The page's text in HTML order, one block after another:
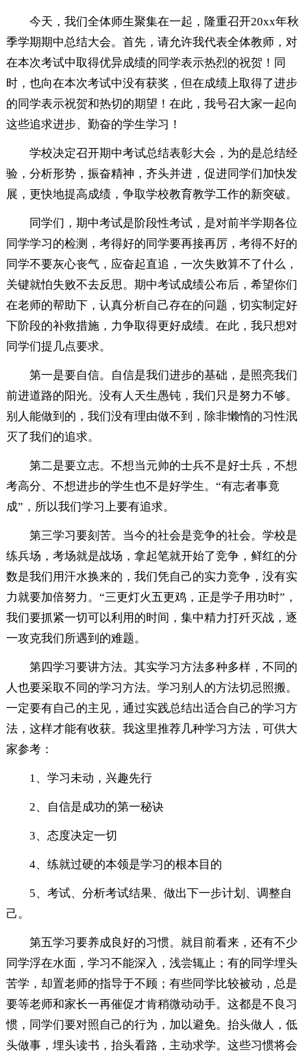
今天，我们全体师生聚集在一起，隆重召开20xx年秋
季学期期中总结大会。首先，请允许我代表全体教师，对
在本次考试中取得优异成绩的同学表示热烈的祝贺！同
时，也向在本次考试中没有获奖，但在成绩上取得了进步
的同学表示祝贺和热切的期望！在此，我号召大家一起向
这些追求进步、勤奋的学生学习！
学校决定召开期中考试总结表彰大会，为的是总结经
验，分析形势，振奋精神，齐头并进，促进同学们加快发
展，更快地提高成绩，争取学校教育教学工作的新突破。
同学们，期中考试是阶段性考试，是对前半学期各位
同学学习的检测，考得好的同学要再接再厉，考得不好的
同学不要灰心丧气，应奋起直追，一次失败算不了什么，
关键就怕失败不去反思。期中考试成绩公布后，希望你们
在老师的帮助下，认真分析自己存在的问题，切实制定好
下阶段的补救措施，力争取得更好成绩。在此，我只想对
同学们提几点要求。
第一是要自信。自信是我们进步的基础，是照亮我们
前进道路的阳光。没有人天生愚钝，我们只是努力不够。
别人能做到的，我们没有理由做不到，除非懒惰的习性泯
灭了我们的追求。
第二是要立志。不想当元帅的士兵不是好士兵，不想
考高分、不想进步的学生也不是好学生。“有志者事竟
成”，所以我们学习上要有追求。
第三学习要刻苦。当今的社会是竞争的社会。学校是
练兵场，考场就是战场，拿起笔就开始了竞争，鲜红的分
数是我们用汗水换来的，我们凭自己的实力竞争，没有实
力就要加倍努力。“三更灯火五更鸡，正是学子用功时”，
我们要抓紧一切可以利用的时间，集中精力打歼灭战，逐
一攻克我们所遇到的难题。
第四学习要讲方法。其实学习方法多种多样，不同的
人也要采取不同的学习方法。学习别人的方法切忌照搬。
一定要有自己的主见，通过实践总结出适合自己的学习方
法，这样才能有收获。我这里推荐几种学习方法，可供大
家参考：
1、学习未动，兴趣先行
2、自信是成功的第一秘诀
3、态度决定一切
4、练就过硬的本领是学习的根本目的
5、考试、分析考试结果、做出下一步计划、调整自
己。
第五学习要养成良好的习惯。就目前看来，还有不少
同学浮在水面，学习不能深入，浅尝辄止；有的同学埋头
苦学，却置老师的指导于不顾；有些同学比较被动，总是
要等老师和家长一再催促才肯稍微动动手。这都是不良习
惯，同学们要对照自己的行为，加以避免。抬头做人，低
头做事，埋头读书，抬头看路，主动求学。这些习惯将会